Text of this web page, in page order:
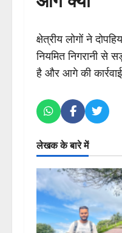
क्षेत्रीय लोगों ने
नियमित निगरानी से
है और आगे की
लेखक के बारे में